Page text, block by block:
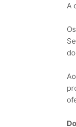
A